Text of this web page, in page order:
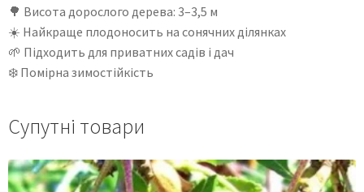
🌳 Висота дорослого дерева: 3–3,5 м
☀️ Найкраще плодоносить на сонячних ділянках
🌱 Підходить для приватних садів і дач
❄️ Помірна зимостійкість
Супутні товари